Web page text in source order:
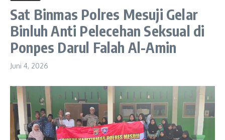
Sat Binmas Polres Mesuji Gelar
Binluh Anti Pelecehan Seksual di
Ponpes Darul Falah Al-Amin
Juni 4, 2026